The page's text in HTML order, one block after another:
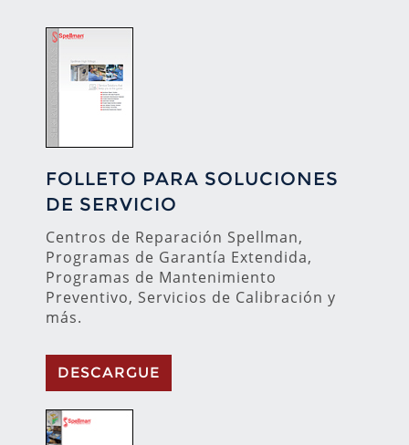
FOLLETO PARA SOLUCIONES
DE SERVICIO
Centros de Reparación Spellman,
Programas de Garantía Extendida,
Programas de Mantenimiento
Preventivo, Servicios de Calibración y
más.
DESCARGUE